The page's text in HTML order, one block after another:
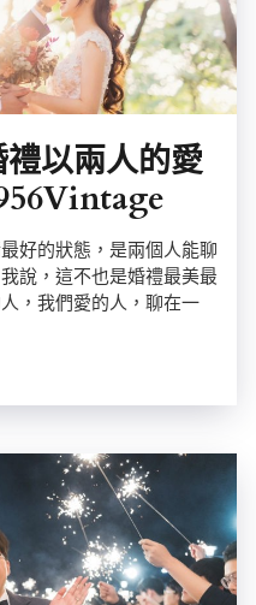
以兩人的愛
好的狀態，是兩個人能聊
說，這不也是婚禮最美最
，我們愛的人，聊在一